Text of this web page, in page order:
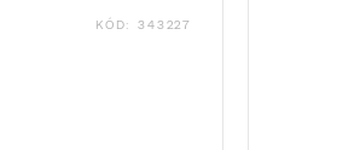
KÓD:343227